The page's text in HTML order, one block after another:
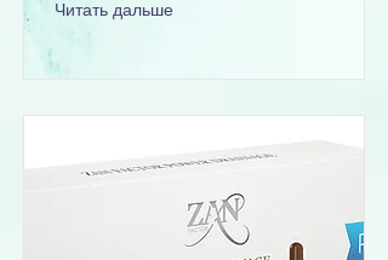
Читать дальше